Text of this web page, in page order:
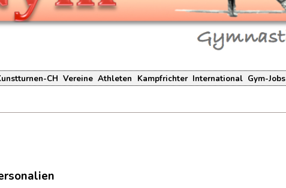
CH Vereine Athleten Kampfrichter International Gym-Jobs